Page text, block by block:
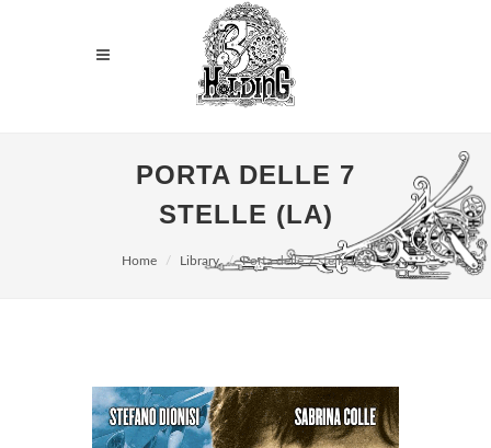
PORTA DELLE 7
STELLE (LA)
Home Library Porta delle 7 stelle (La)